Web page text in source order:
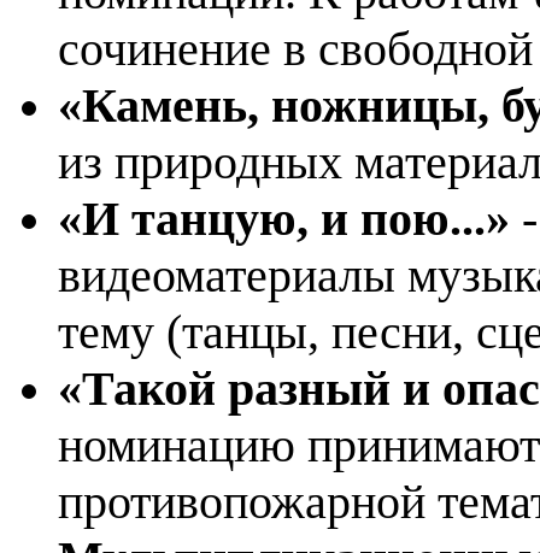
сочинение в
«Камень, ножницы,
из природных
«И танцую, и пою...»
видеоматериалы
тему (танцы, песни,
«Такой разный и
номинацию
противопожарной